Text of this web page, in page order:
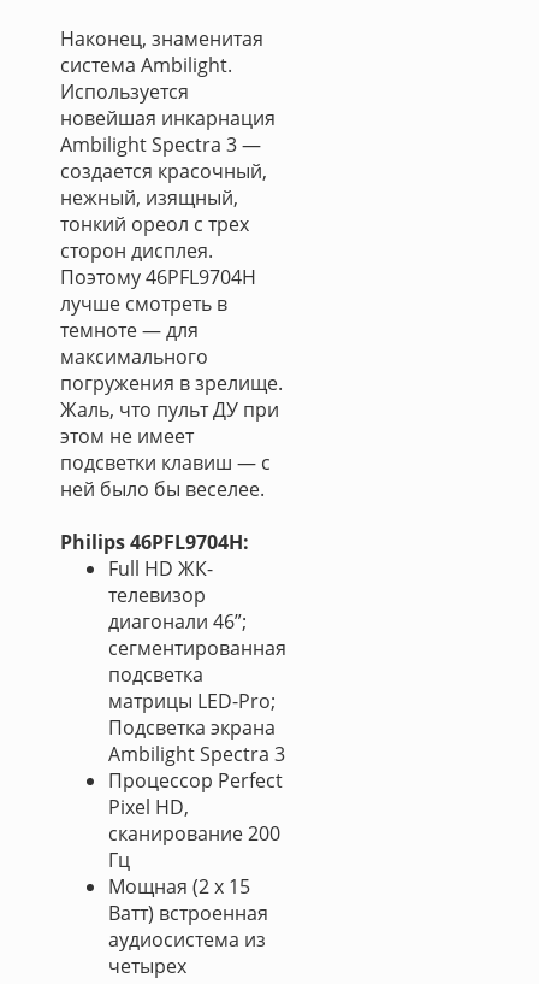
Наконец, знаменитая
система Ambilight.
Используется
новейшая инкарнация
Ambilight Spectra 3 —
создается красочный,
нежный, изящный,
тонкий ореол с трех
сторон дисплея.
Поэтому 46PFL9704H
лучше смотреть в
темноте — для
максимального
погружения в зрелище.
Жаль, что пульт ДУ при
этом не имеет
подсветки клавиш — с
ней было бы веселее.
Philips 46PFL9704H:
Full HD ЖК-
телевизор
диагонали 46”;
сегментированная
подсветка
матрицы LED-Pro;
Подсветка экрана
Ambilight Spectra 3
Процессор Perfect
Pixel HD,
сканирование 200
Гц
Мощная (2 х 15
Ватт) встроенная
аудиосистема из
четырех